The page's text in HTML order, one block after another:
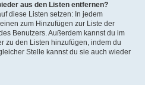
aus den Listen entfernen?
diese Listen setzen: In jedem
zum Hinzufügen zur Liste der
Benutzers. Außerdem kannst du im
zu den Listen hinzufügen, indem du
Stelle kannst du sie auch wieder